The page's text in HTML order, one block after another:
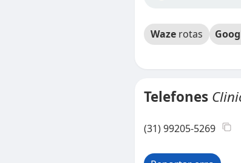
Waze rotas
Telefones
(31) 99205-5269